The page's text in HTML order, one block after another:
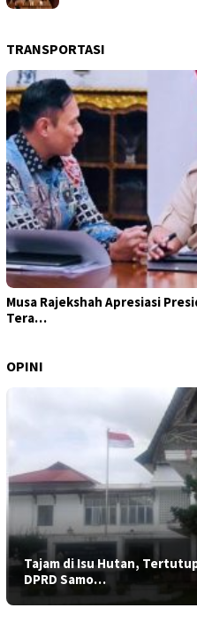
TRANSPORTASI
Musa Rajekshah Apresiasi
Tera…
OPINI
Tajam di Isu Hutan,
DPRD Samo…